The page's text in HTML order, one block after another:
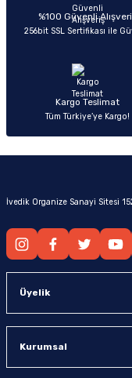
%100 Güvenli
256bit SSL Sertifikası ile
Kargo Teslimat
Tüm Türkiye’ye Kargo!
İvedik Organize Sanayi Sitesi
Üyelik
Kurumsal